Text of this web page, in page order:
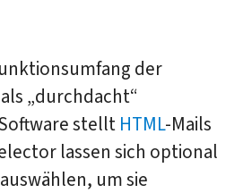
der
„durchdacht“
stellt HTML-Mails
lassen sich optional
um sie